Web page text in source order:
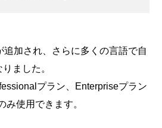
追加され、さらに多くの言語で自
ました。
プラン、Enterpriseプラン
み使用できます。